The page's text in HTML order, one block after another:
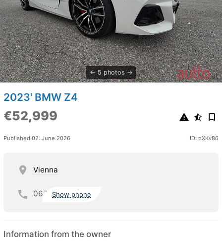
5 photos
2023' BMW Z4
€52,999
Published 02. June 2026 ID: pXKv86
Vienna
067 Show phone
Information from the owner